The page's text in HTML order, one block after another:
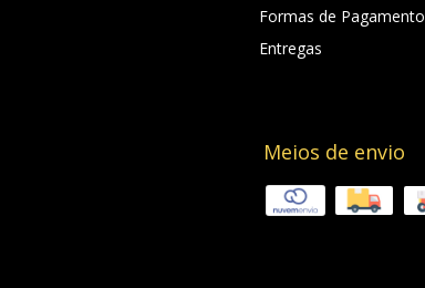
Formas de Pagamento
Entregas
Meios de envio